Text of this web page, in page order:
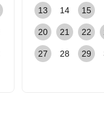
13 14 15
20 21 22
27 28 29